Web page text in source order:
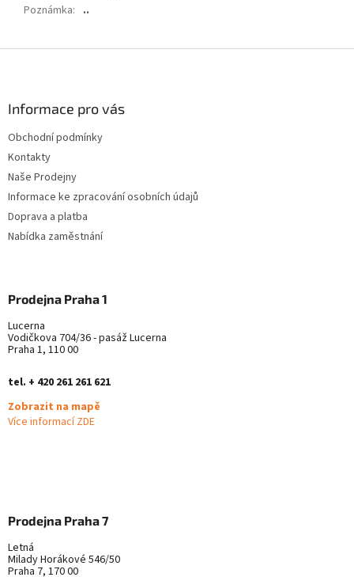
Poznámka: ..
Informace pro vás
Obchodní podmínky
Kontakty
Naše Prodejny
Informace ke zpracování osobních údajů
Doprava a platba
Nabídka zaměstnání
Prodejna Praha 1
Lucerna
Vodičkova 704/36 - pasáž Lucerna
Praha 1, 110 00
tel. + 420 261 261 621
Zobrazit na mapě
Více informací ZDE
Prodejna Praha 7
Letná
Milady Horákové 546/50
Praha 7, 170 00